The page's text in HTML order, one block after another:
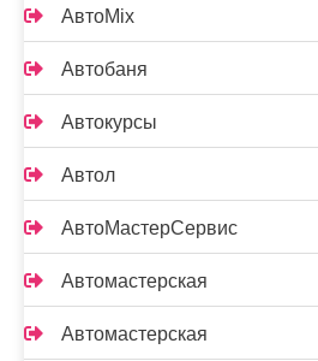
АвтоMix
Автобаня
Автокурсы
Автол
АвтоМастерСервис
Автомастерская
Автомастерская